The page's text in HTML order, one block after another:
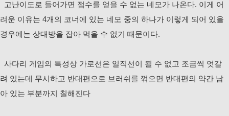
고난이도로 들어가면 점수를 얻을 수 없는 네모가 나온다. 이게 어
려운 이유는 4개의 코너에 있는 네모 중의 하나가 이렇게 되어 있을
경우에는 상대방을 잡아 먹을 수 없기 때문이다.
사다리 게임의 특성상 가로선은 일직선이 될 수 없고 조금씩 엇갈
려 있는데 무시하고 반대편으로 브러쉬를 꺾으면 반대편의 약간 남
아 있는 부분까지 칠해진다